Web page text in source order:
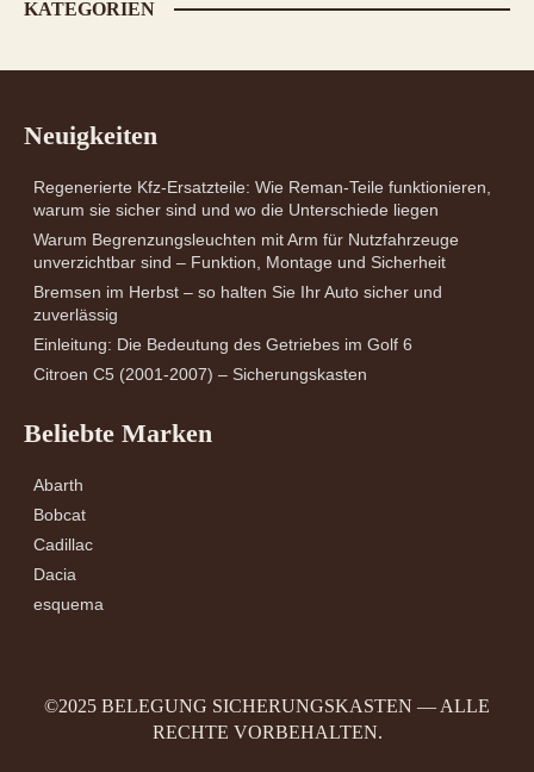
KATEGORIEN
Neuigkeiten
Regenerierte Kfz-Ersatzteile: Wie Reman-Teile funktionieren,
warum sie sicher sind und wo die Unterschiede liegen
Warum Begrenzungsleuchten mit Arm für Nutzfahrzeuge
unverzichtbar sind – Funktion, Montage und Sicherheit
Bremsen im Herbst – so halten Sie Ihr Auto sicher und
zuverlässig
Einleitung: Die Bedeutung des Getriebes im Golf 6
Citroen C5 (2001-2007) – Sicherungskasten
Beliebte Marken
Abarth
Bobcat
Cadillac
Dacia
esquema
©2025 BELEGUNG SICHERUNGSKASTEN — ALLE
RECHTE VORBEHALTEN.